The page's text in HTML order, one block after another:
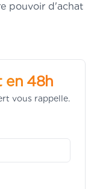
pouvoir d'achat
en 48h
vous rappelle.